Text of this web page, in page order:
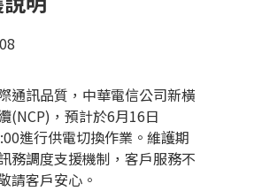
通訊品質，中華電信公司新橫
(NCP)，預計於6月16日
進行供電切換作業。維護期
務調度支援機制，客戶服務不
請客戶安心。